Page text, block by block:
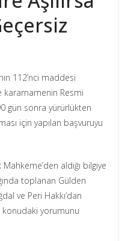
112’nci maddesi
kararnamenin Resmi
gün sonra yürürlükten
için yapılan başvuruyu
Mahkeme’den aldığı bilgiye
toplanan Gülden
ve Peri Hakkı’dan
yorumunu